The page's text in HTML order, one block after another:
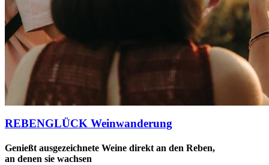
REBENGLÜCK Weinwanderung
Genießt ausgezeichnete Weine direkt an den Reben,
an denen sie wachsen